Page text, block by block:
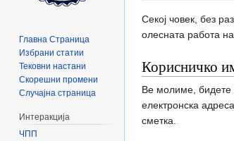
Секој човек, без
олесната работа
Корисничко
Ве молиме, бидете
електронска
сметка.
Главна Страница
Избрани статии
Тековни настани
Скорешни промени
Случајна страница
Интеракција
ЧПП